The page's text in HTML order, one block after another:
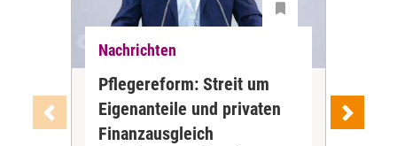
Nachrichten
Pflegereform: Streit um
Eigenanteile und privaten
Finanzausgleich